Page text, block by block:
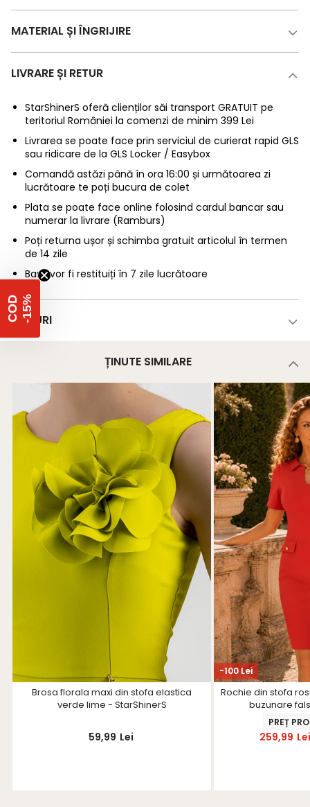
MATERIAL ȘI ÎNGRIJIRE
LIVRARE ȘI RETUR
StarShinerS oferă clienților săi transport GRATUIT pe
teritoriul României la comenzi de minim 399 Lei
Livrarea se poate face prin serviciul de curierat rapid GLS
sau ridicare de la GLS Locker / Easybox
Comandă astăzi până în ora 16:00 și următoarea zi
lucrătoare te poți bucura de colet
Plata se poate face online folosind cardul bancar sau
numerar la livrare (Ramburs)
Poți returna ușor și schimba gratuit articolul în termen
de 14 zile
Banii vor fi restituiți în 7 zile lucrătoare
TAGURI
ȚINUTE SIMILARE
Brosa florala maxi din stofa elastica
verde lime - StarShinerS
59,99 Lei
-100 Lei
Rochie din stofa
buzunare
PREȚ
259,99
C
O
D
-
1
5 %